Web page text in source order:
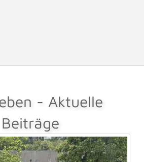
- Aktuelle
Beiträge